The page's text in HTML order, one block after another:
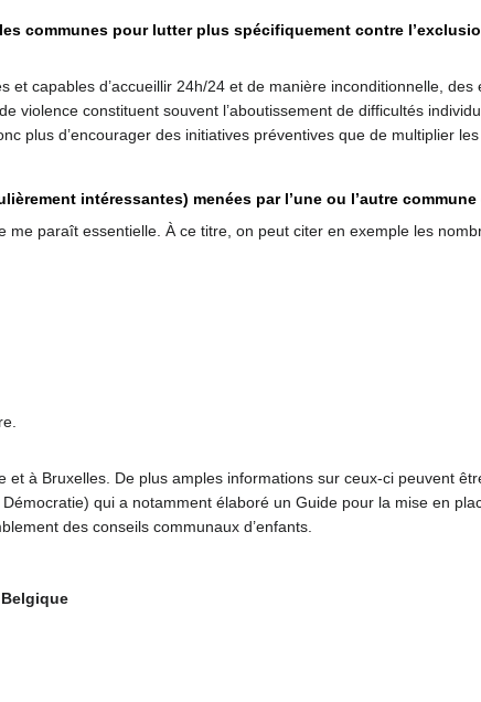
communes pour lutter plus spécifiquement contre
capables d’accueillir 24h/24 et de manière inconditionnelle,
violence constituent souvent l’aboutissement de difficultés
plus d’encourager des initiatives préventives que de multiplier
intéressantes) menées par l’une ou l’autre commune
paraît essentielle. À ce titre, on peut citer en exemple les
et à Bruxelles. De plus amples informations sur ceux-ci peuvent
qui a notamment élaboré un Guide pour la mise en
des conseils communaux d’enfants.